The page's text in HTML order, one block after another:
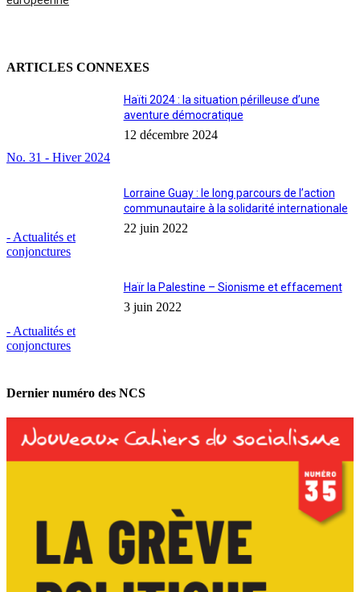
ARTICLES CONNEXES
No. 31 - Hiver 2024
Haïti 2024 : la situation périlleuse d’une
aventure démocratique
12 décembre 2024
- Actualités et
conjonctures
Lorraine Guay : le long parcours de l’action
communautaire à la solidarité internationale
22 juin 2022
- Actualités et
conjonctures
Haïr la Palestine – Sionisme et effacement
3 juin 2022
Dernier numéro des NCS